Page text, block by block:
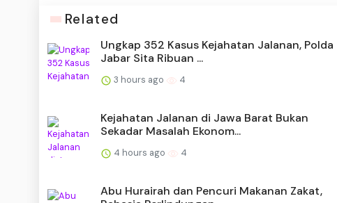
Related
Ungkap 352 Kasus Kejahatan Jalanan, Polda
Jabar Sita Ribuan ...
3 hours ago 4
Kejahatan Jalanan di Jawa Barat Bukan
Sekadar Masalah Ekonom...
4 hours ago 4
Abu Hurairah dan Pencuri Makanan Zakat,